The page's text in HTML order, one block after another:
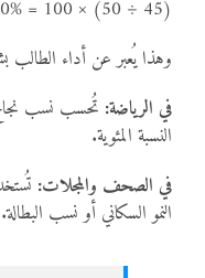
(45 ÷ 50) × 100 = 90%
وهذا يُعبر عن أداء
في الرياضة: تُحسب نسب نجاح
النسبة المئوية.
في الصحف والمجلات:
النمو السكاني أو نسب البطالة.